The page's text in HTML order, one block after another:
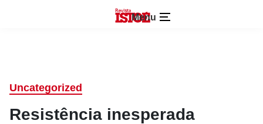
Menu
Uncategorized
Resistência inesperada